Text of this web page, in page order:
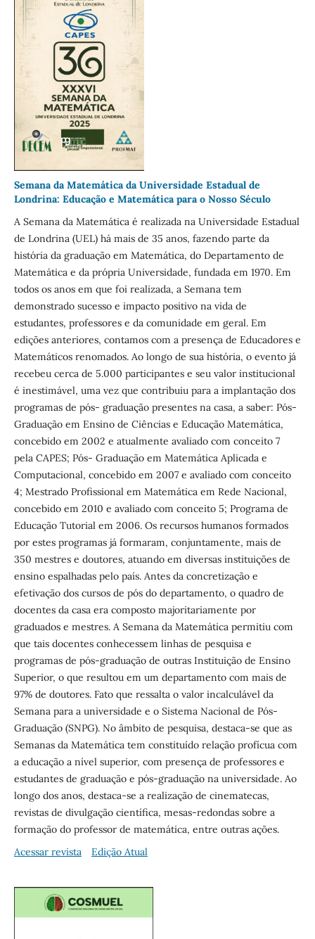
Semana da Matemática da Universidade Estadual de
Londrina: Educação e Matemática para o Nosso Século
A Semana da Matemática é realizada na Universidade Estadual
de Londrina (UEL) há mais de 35 anos, fazendo parte da
história da graduação em Matemática, do Departamento de
Matemática e da própria Universidade, fundada em 1970. Em
todos os anos em que foi realizada, a Semana tem
demonstrado sucesso e impacto positivo na vida de
estudantes, professores e da comunidade em geral. Em
edições anteriores, contamos com a presença de Educadores e
Matemáticos renomados. Ao longo de sua história, o evento já
recebeu cerca de 5.000 participantes e seu valor institucional
é inestimável, uma vez que contribuiu para a implantação dos
programas de pós- graduação presentes na casa, a saber: Pós-
Graduação em Ensino de Ciências e Educação Matemática,
concebido em 2002 e atualmente avaliado com conceito 7
pela CAPES; Pós- Graduação em Matemática Aplicada e
Computacional, concebido em 2007 e avaliado com conceito
4; Mestrado Profissional em Matemática em Rede Nacional,
concebido em 2010 e avaliado com conceito 5; Programa de
Educação Tutorial em 2006. Os recursos humanos formados
por estes programas já formaram, conjuntamente, mais de
350 mestres e doutores, atuando em diversas instituições de
ensino espalhadas pelo país. Antes da concretização e
efetivação dos cursos de pós do departamento, o quadro de
docentes da casa era composto majoritariamente por
graduados e mestres. A Semana da Matemática permitiu com
que tais docentes conhecessem linhas de pesquisa e
programas de pós-graduação de outras Instituição de Ensino
Superior, o que resultou em um departamento com mais de
97% de doutores. Fato que ressalta o valor incalculável da
Semana para a universidade e o Sistema Nacional de Pós-
Graduação (SNPG). No âmbito de pesquisa, destaca-se que as
Semanas da Matemática tem constituído relação profícua com
a educação a nível superior, com presença de professores e
estudantes de graduação e pós-graduação na universidade. Ao
longo dos anos, destaca-se a realização de cinematecas,
revistas de divulgação científica, mesas-redondas sobre a
formação do professor de matemática, entre outras ações.
Acessar revista
Edição Atual